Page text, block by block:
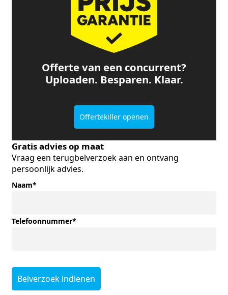
Offerte van een concurrent?
Uploaden. Besparen. Klaar.
Offertekiller openen
Gratis advies op maat
Vraag een terugbelverzoek aan en ontvang
persoonlijk advies.
Naam*
Telefoonnummer*
Belverzoek indienen